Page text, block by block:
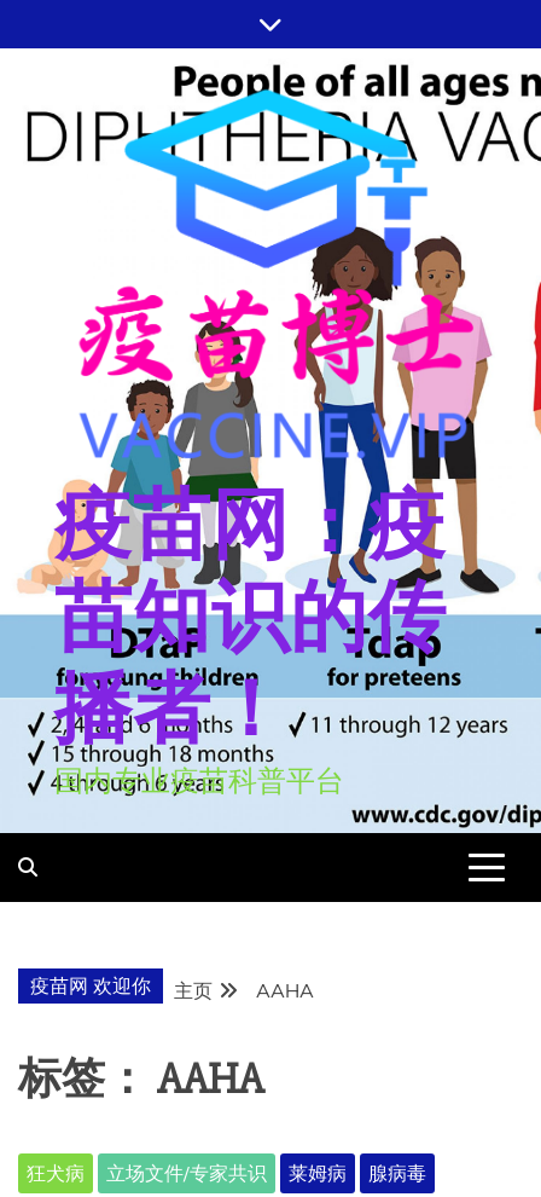
至
疫苗网：疫
苗知识的传
播者！
国内专业疫苗科普平台
疫苗网 欢迎你 主页 AAHA
标签： AAHA
狂犬病 立场文件/专家共识 莱姆病 腺病毒